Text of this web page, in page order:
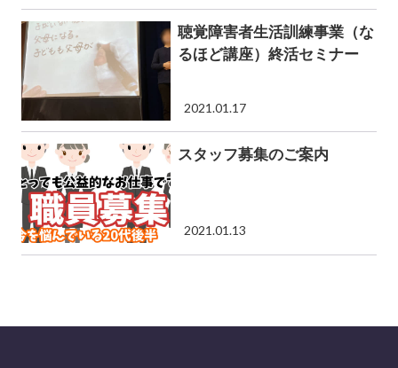
聴覚障害者生活訓練事業（な
るほど講座）終活セミナー
2021.01.17
スタッフ募集のご案内
2021.01.13